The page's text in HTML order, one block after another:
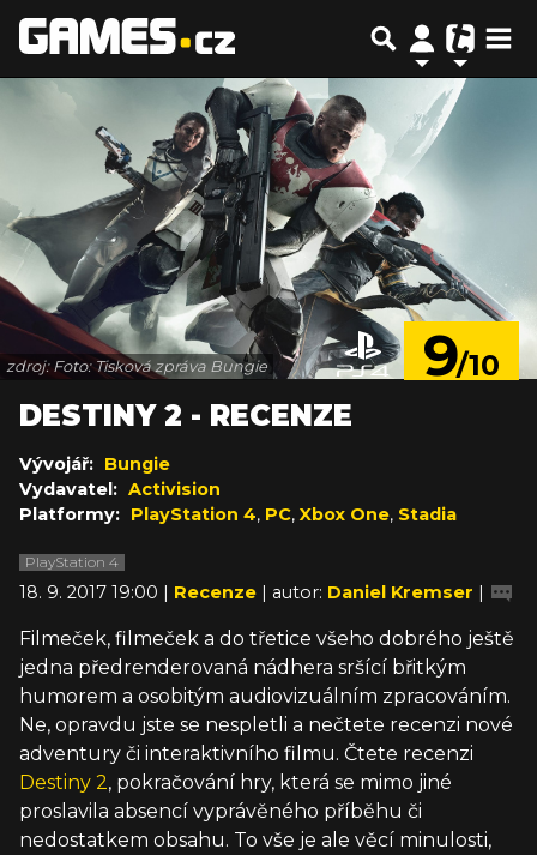
9/10
zdroj: Foto: Tisková zpráva Bungie
DESTINY 2 - RECENZE
Vývojář: Bungie
Vydavatel: Activision
Platformy: PlayStation 4, PC, Xbox One, Stadia
PlayStation 4
18. 9. 2017 19:00 | Recenze | autor: Daniel Kremser |
Filmeček, filmeček a do třetice všeho dobrého ještě
jedna předrenderovaná nádhera sršící břitkým
humorem a osobitým audiovizuálním zpracováním.
Ne, opravdu jste se nespletli a nečtete recenzi nové
adventury či interaktivního filmu. Čtete recenzi
Destiny 2, pokračování hry, která se mimo jiné
proslavila absencí vyprávěného příběhu či
nedostatkem obsahu. To vše je ale věcí minulosti,